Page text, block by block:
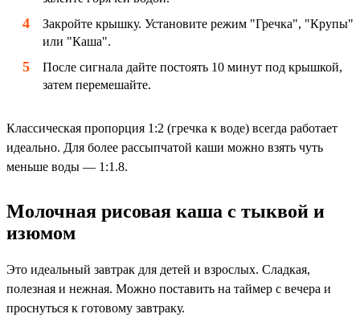
Закройте крышку. Установите режим "Гречка", "Крупы"
или "Каша".
После сигнала дайте постоять 10 минут под крышкой,
затем перемешайте.
Классическая пропорция 1:2 (гречка к воде) всегда работает
идеально. Для более рассыпчатой каши можно взять чуть
меньше воды — 1:1.8.
Молочная рисовая каша с тыквой и
изюмом
Это идеальный завтрак для детей и взрослых. Сладкая,
полезная и нежная. Можно поставить на таймер с вечера и
проснуться к готовому завтраку.